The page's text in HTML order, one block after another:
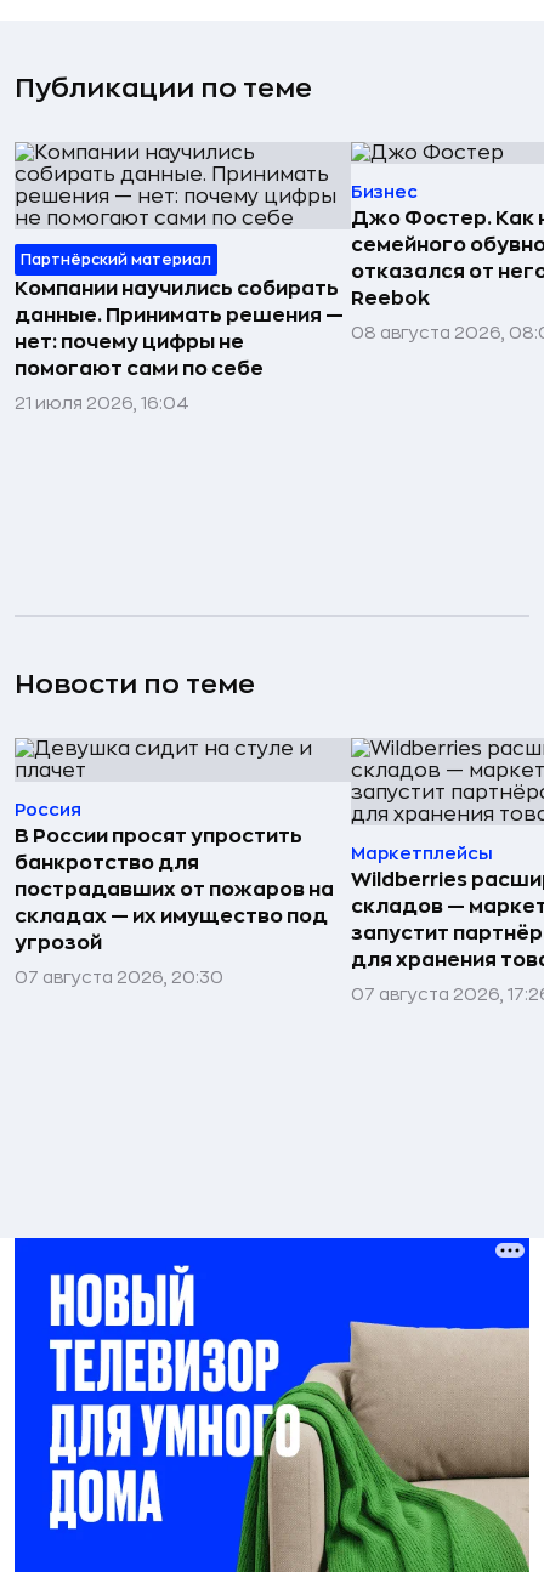
Публикации по теме
Партнёрский материал
Компании научились собирать
данные. Принимать решения —
нет: почему цифры не
помогают сами по себе
21 июля 2026, 16:04
Бизнес
Джо Фостер. Как
семейного
отказался от
Reebok
08 августа 2026,
Новости по теме
Россия
В России просят упростить
банкротство для
пострадавших от пожаров на
складах — их имущество под
угрозой
07 августа 2026, 20:30
Маркетплейсы
Wildberries
складов —
запустит
для хранения
07 августа 2026,